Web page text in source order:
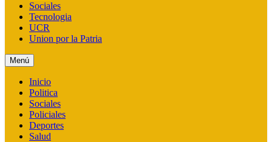
Sociales
Tecnologia
UCR
Union por la Patria
Menú
Inicio
Politica
Sociales
Policiales
Deportes
Salud